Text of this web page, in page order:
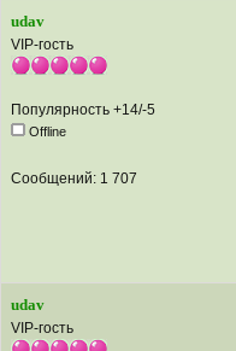
udav
VIP-гость
Популярность +14/-5
Offline
Сообщений: 1 707
udav
VIP-гость